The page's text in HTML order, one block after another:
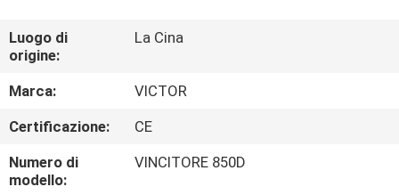
NOI
GIRO
DELLA
FABBRICA
Luogo di
origine:
La Cina
Marca:
VICTOR
Certificazione:
CE
Numero di
modello:
VINCITORE 850D